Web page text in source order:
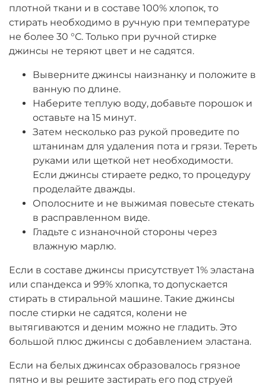
плотной ткани и в составе 100% хлопок, то
стирать необходимо в ручную при температуре
не более 30 °С. Только при ручной стирке
джинсы не теряют цвет и не садятся.
Выверните джинсы наизнанку и положите в
ванную по длине.
Наберите теплую воду, добавьте порошок и
оставьте на 15 минут.
Затем несколько раз рукой проведите по
штанинам для удаления пота и грязи. Тереть
руками или щеткой нет необходимости.
Если джинсы стираете редко, то процедуру
проделайте дважды.
Ополосните и не выжимая повесьте стекать
в расправленном виде.
Гладьте с изнаночной стороны через
влажную марлю.
Если в составе джинсы присутствует 1% эластана
или спандекса и 99% хлопка, то допускается
стирать в стиральной машине. Такие джинсы
после стирки не садятся, колени не
вытягиваются и деним можно не гладить. Это
большой плюс джинсы с добавлением эластана.
Если на белых джинсах образовалось грязное
пятно и вы решите застирать его под струей